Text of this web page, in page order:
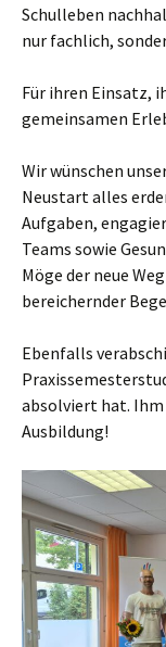
Schulleben
nur fachlich,
Für ihren Einsatz,
gemeinsamen
Wir wünschen
Neustart alles
Aufgaben,
Teams sowie
Möge der neue
bereichernder
Ebenfalls
absolviert hat.
Ausbildung!